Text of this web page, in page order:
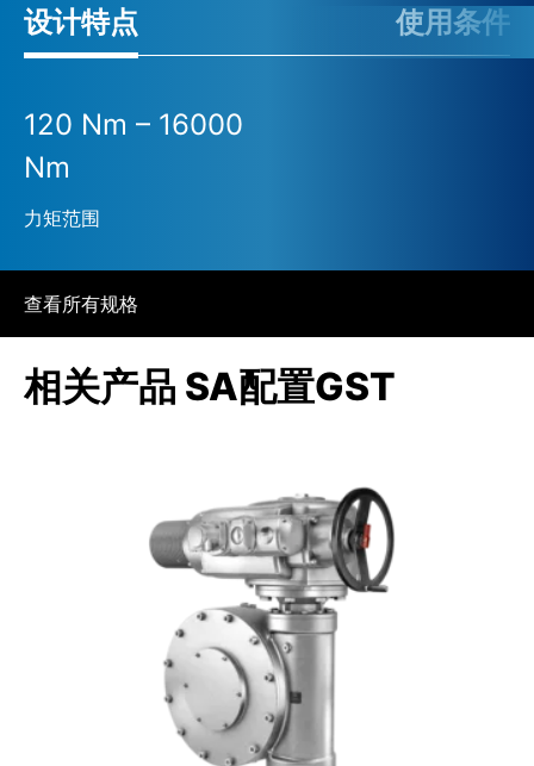
设计特点 使用条件
120 Nm – 16000
Nm
力矩范围
查看所有规格
相关产品 SA配置GST